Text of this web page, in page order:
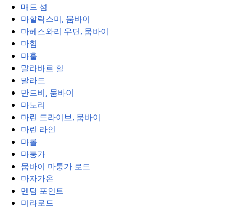
매드 섬
마할락스미, 뭄바이
마헤스와리 우딘, 뭄바이
마힘
마훌
말라바르 힐
말라드
만드비, 뭄바이
마노리
마린 드라이브, 뭄바이
마린 라인
마롤
마퉁가
뭄바이 마퉁가 로드
마자가온
멘담 포인트
미라로드